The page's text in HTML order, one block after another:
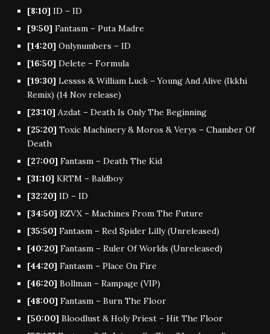
[8:10] ID – ID
[9:50] Fantasm – Puta Madre
[14:20] Onlynumbers – ID
[16:50] Delete – Formula
[19:30] Lessss & William Luck – Young And Alive (Ikkhi
Remix) (14 Nov release)
[23:10] Azdat – Death Is Only The Beginning
[25:20] Toxic Machinery & Moros & Verys – Chamber Of
Death
[27:00] Fantasm – Death The Kid
[31:10] KRTM – Baldboy
[32:20] ID – ID
[34:50] RZVX – Machines From The Future
[35:50] Fantasm – Red Spider Lilly (Unreleased)
[40:20] Fantasm – Ruler Of Worlds (Unreleased)
[44:20] Fantasm – Place On Fire
[46:20] Bollman – Rampage (VIP)
[48:00] Fantasm – Burn The Floor
[50:00] Bloodlust & Holy Priest – Hit The Floor